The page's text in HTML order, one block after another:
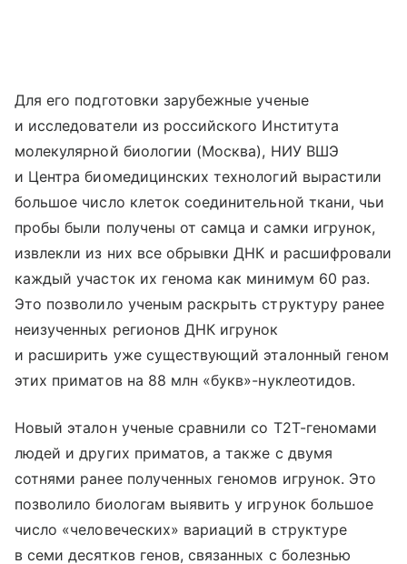
Для его подготовки зарубежные ученые
и исследователи из российского Института
молекулярной биологии (Москва), НИУ ВШЭ
и Центра биомедицинских технологий вырастили
большое число клеток соединительной ткани, чьи
пробы были получены от самца и самки игрунок,
извлекли из них все обрывки ДНК и расшифровали
каждый участок их генома как минимум 60 раз.
Это позволило ученым раскрыть структуру ранее
неизученных регионов ДНК игрунок
и расширить уже существующий эталонный геном
этих приматов на 88 млн «букв»-нуклеотидов.
Новый эталон ученые сравнили со T2T-геномами
людей и других приматов, а также с двумя
сотнями ранее полученных геномов игрунок. Это
позволило биологам выявить у игрунок большое
число «человеческих» вариаций в структуре
в семи десятков генов, связанных с болезнью